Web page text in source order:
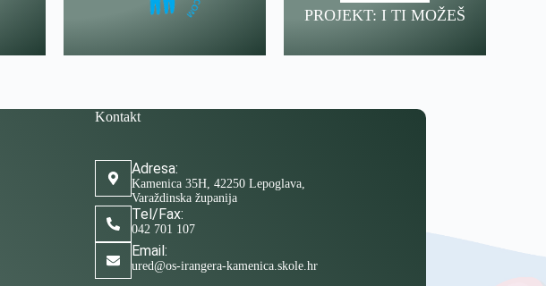
PROJEKT: I TI MOŽEŠ
Kontakt
Adresa:
Kamenica 35H, 42250 Lepoglava,
Varaždinska županija
Tel/Fax:
042 701 107
Email:
ured@os-irangera-kamenica.skole.hr